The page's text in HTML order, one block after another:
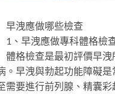
洩應做哪些檢查
早洩應做專科體格檢
格檢查是最初評價早洩
。早洩與勃起功能障礙
需要進行前列腺、精囊彩